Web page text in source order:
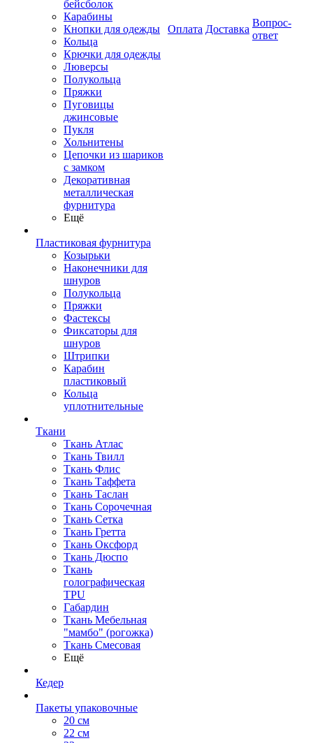
бейсболок
Карабины
Кнопки для одежды
Кольца
Крючки для одежды
Люверсы
Полукольца
Пряжки
Пуговицы
джинсовые
Пукля
Хольнитены
Цепочки из шариков
с замком
Декоративная
металлическая
фурнитура
Ещё
Пластиковая фурнитура
Козырьки
Наконечники для
шнуров
Полукольца
Пряжки
Фастексы
Фиксаторы для
шнуров
Штрипки
Карабин
пластиковый
Кольца
уплотнительные
Ткани
Ткань Атлас
Ткань Твилл
Ткань Флис
Ткань Таффета
Ткань Таслан
Ткань Сорочечная
Ткань Сетка
Ткань Гретта
Ткань Оксфорд
Ткань Дюспо
Ткань
голографическая
TPU
Габардин
Ткань Мебельная
"мамбо" (рогожка)
Ткань Смесовая
Ещё
Кедер
Пакеты упаковочные
20 см
22 см
Оплата Доставка
Вопрос-
ответ